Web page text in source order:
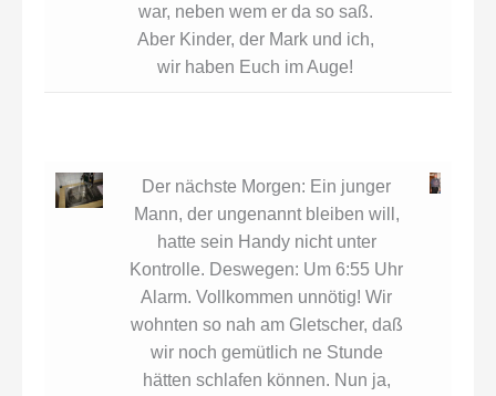
war, neben wem er da so saß.
Aber Kinder, der Mark und ich,
wir haben Euch im Auge!
Der nächste Morgen: Ein junger
Mann, der ungenannt bleiben will,
hatte sein Handy nicht unter
Kontrolle. Deswegen: Um 6:55 Uhr
Alarm. Vollkommen unnötig! Wir
wohnten so nah am Gletscher, daß
wir noch gemütlich ne Stunde
hätten schlafen können. Nun ja,